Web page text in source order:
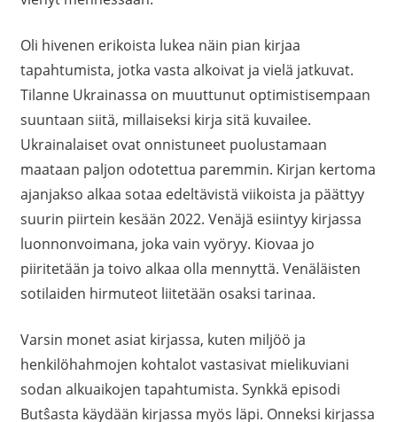
Oli hivenen erikoista lukea näin pian kirjaa
tapahtumista, jotka vasta alkoivat ja vielä jatkuvat.
Tilanne Ukrainassa on muuttunut optimistisempaan
suuntaan siitä, millaiseksi kirja sitä kuvailee.
Ukrainalaiset ovat onnistuneet puolustamaan
maataan paljon odotettua paremmin. Kirjan kertoma
ajanjakso alkaa sotaa edeltävistä viikoista ja päättyy
suurin piirtein kesään 2022. Venäjä esiintyy kirjassa
luonnonvoimana, joka vain vyöryy. Kiovaa jo
piiritetään ja toivo alkaa olla mennyttä. Venäläisten
sotilaiden hirmuteot liitetään osaksi tarinaa.
Varsin monet asiat kirjassa, kuten miljöö ja
henkilöhahmojen kohtalot vastasivat mielikuviani
sodan alkuaikojen tapahtumista. Synkkä episodi
Butŝasta käydään kirjassa myös läpi. Onneksi kirjassa